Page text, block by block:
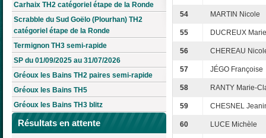
Carhaix TH2 catégoriel étape de la Ronde
Scrabble du Sud Goëlo (Plourhan) TH2
catégoriel étape de la Ronde
Termignon TH3 semi-rapide
SP du 01/09/2025 au 31/07/2026
Gréoux les Bains TH2 paires semi-rapide
Gréoux les Bains TH5
Gréoux les Bains TH3 blitz
Résultats en attente
54 MARTIN Nicole
55 DUCREUX
56 CHEREAU
57 JÉGO Françoise
58 RANTY Marie-
59 CHESNEL
60 LUCE Michèle